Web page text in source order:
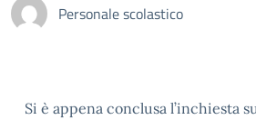
Personale scolastico
Si è appena conclusa l’inchiesta